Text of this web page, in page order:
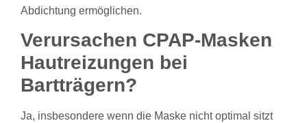
Abdichtung ermöglichen.
Verursachen CPAP-Masken
Hautreizungen bei
Bartträgern?
Ja, insbesondere wenn die Maske nicht optimal sitzt